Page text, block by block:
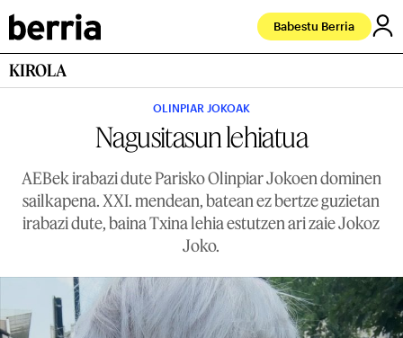
Babestu Berria
KIROLA
OLINPIAR JOKOAK
Nagusitasun lehiatua
AEBek irabazi dute Parisko Olinpiar Jokoen dominen
sailkapena. XXI. mendean, batean ez bertze guzietan
irabazi dute, baina Txina lehia estutzen ari zaie Jokoz
Joko.